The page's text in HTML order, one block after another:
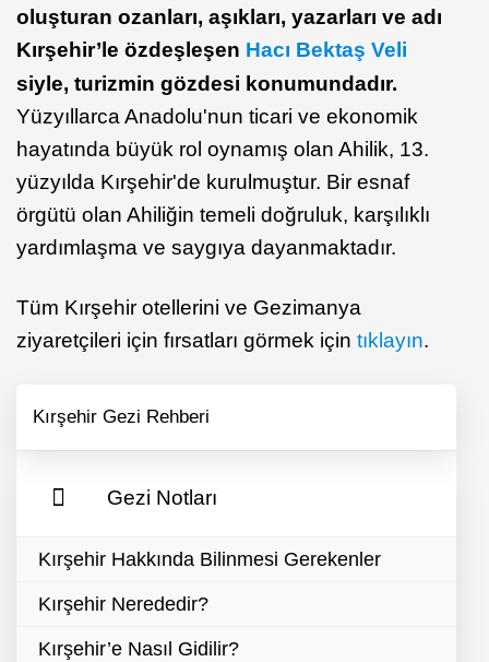
oluşturan ozanları, aşıkları, yazarları ve adı
Kırşehir’le özdeşleşen Hacı Bektaş Veli
siyle, turizmin gözdesi konumundadır.
Yüzyıllarca Anadolu'nun ticari ve ekonomik
hayatında büyük rol oynamış olan Ahilik, 13.
yüzyılda Kırşehir'de kurulmuştur. Bir esnaf
örgütü olan Ahiliğin temeli doğruluk, karşılıklı
yardımlaşma ve saygıya dayanmaktadır.
Tüm Kırşehir otellerini ve Gezimanya
ziyaretçileri için fırsatları görmek için tıklayın.
Kırşehir Gezi Rehberi
Gezi Notları
Kırşehir Hakkında Bilinmesi Gerekenler
Kırşehir Nerededir?
Kırşehir’e Nasıl Gidilir?